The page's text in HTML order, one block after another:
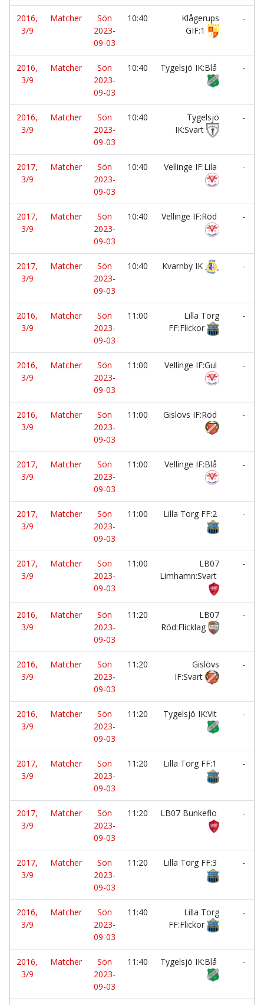
2016,
3/9
Matcher
Sön
2023-
09-03
10:40
Klågerups
GIF:1
-
2016,
3/9
Matcher
Sön
2023-
09-03
10:40 Tygelsjö IK:Blå -
2016,
3/9
Matcher
Sön
2023-
09-03
10:40
Tygelsjö
IK:Svart
-
2017,
3/9
Matcher
Sön
2023-
09-03
10:40 Vellinge IF:Lila -
2017,
3/9
Matcher
Sön
2023-
09-03
10:40 Vellinge IF:Röd -
2017,
3/9
Matcher
Sön
2023-
09-03
10:40 Kvarnby IK -
2016,
3/9
Matcher
Sön
2023-
09-03
11:00
Lilla Torg
FF:Flickor
-
2016,
3/9
Matcher
Sön
2023-
09-03
11:00 Vellinge IF:Gul -
2016,
3/9
Matcher
Sön
2023-
09-03
11:00 Gislövs IF:Röd -
2017,
3/9
Matcher
Sön
2023-
09-03
11:00 Vellinge IF:Blå -
2017,
3/9
Matcher
Sön
2023-
09-03
11:00 Lilla Torg FF:2 -
2017,
3/9
Matcher
Sön
2023-
09-03
11:00
LB07
Limhamn:Svart
-
2016,
3/9
Matcher
Sön
2023-
09-03
11:20
LB07
Röd:Flicklag
-
2016,
3/9
Matcher
Sön
2023-
09-03
11:20
Gislövs
IF:Svart
-
2016,
3/9
Matcher
Sön
2023-
09-03
11:20 Tygelsjö IK:Vit -
2017,
3/9
Matcher
Sön
2023-
09-03
11:20 Lilla Torg FF:1 -
2017,
3/9
Matcher
Sön
2023-
09-03
11:20 LB07 Bunkeflo -
2017,
3/9
Matcher
Sön
2023-
09-03
11:20 Lilla Torg FF:3 -
2016,
3/9
Matcher
Sön
2023-
09-03
11:40
Lilla Torg
FF:Flickor
-
2016,
3/9
Matcher
Sön
2023-
09-03
11:40 Tygelsjö IK:Blå -